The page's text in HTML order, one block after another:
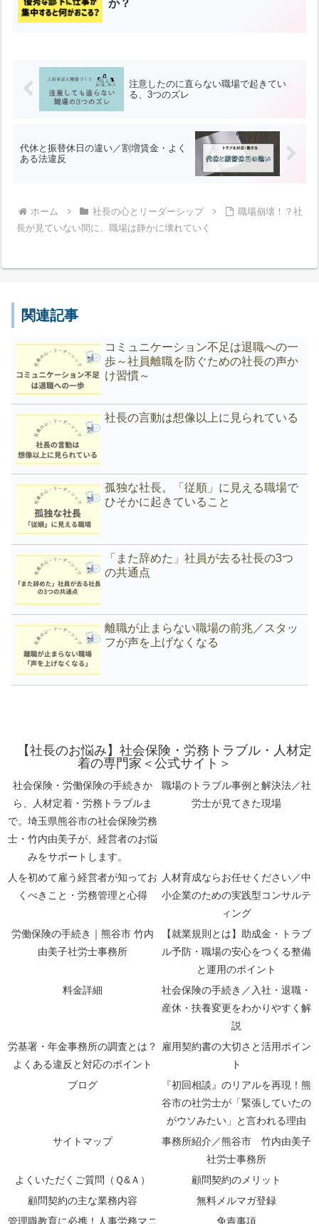
か？
注意したのに直らない職場で起きてい
る、3つのズレ
代休と振替休日の違い／割増賃金・よく
ある法違反
ホーム 社長の心とリーダーシップ
職場崩壊！？社
長が見ていない間に、職場は静かに壊れていく
関連記事
コミュニケーション不足は退職への一
歩～社員離職を防ぐための社長の声か
け習慣～
社長の言動は想像以上に見られている
孤独な社長。「従順」に見える職場で
ひそかに起きていること
「また辞めた」社員が去る社長の3つ
の共通点
離職が止まらない職場の前兆／スタッ
フが声を上げなくなる
【社長のお悩み】社会保険・労務トラブル・人材定
着の専門家＜公式サイト＞
社会保険・労働保険の手続きか
ら、人材定着・労務トラブルま
で。埼玉県熊谷市の社会保険労務
士・竹内由美子が、経営者のお悩
みをサポートします。
職場のトラブル事例と解決法／社
労士が見てきた現場
人を初めて雇う経営者が知ってお
くべきこと・労務管理と心得
人材育成ならお任せください／中
小企業のための実践型コンサルテ
ィング
労働保険の手続き｜熊谷市 竹内
由美子社労士事務所
【就業規則とは】助成金・トラブ
ル予防・職場の安心をつくる整備
と運用のポイント
料金詳細
社会保険の手続き／入社・退職・
産休・扶養変更をわかりやすく解
説
労基署・年金事務所の調査とは？
よくある違反と対応のポイント
雇用契約書の大切さと活用ポイン
ト
ブログ
『初回相談』のリアルを再現！熊
谷市の社労士が「緊張していたの
がウソみたい」と言われる理由
サイトマップ
事務所紹介／熊谷市 竹内由美子
社労士事務所
よくいただくご質問（Ｑ&Ａ）
顧問契約のメリット
顧問契約の主な業務内容
無料メルマガ登録
管理職教育に必携！人事労務マニ
免責事項